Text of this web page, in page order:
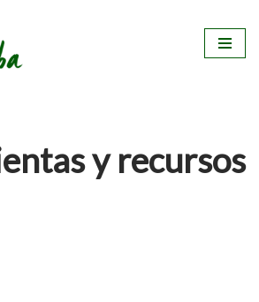
y recursos